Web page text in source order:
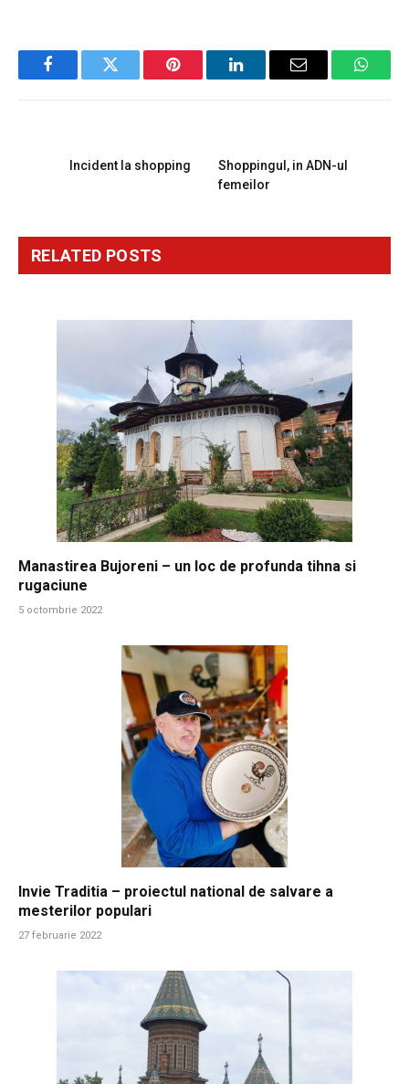
FacebookTwitter Pinterest LinkedInEmail
Incident la shopping
Shoppingul, in ADN-ul
femeilor
RELATED POSTS
Manastirea Bujoreni – un loc de profunda tihna si
rugaciune
5 octombrie 2022
Invie Traditia – proiectul national de salvare a
mesterilor populari
27 februarie 2022